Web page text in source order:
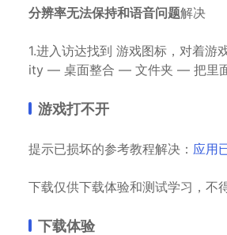
分辨率无法保持和语音问题解决
1.进入访达找到 游戏图标，对着
ity — 桌面整合 — 文件夹 — 把里面
游戏打不开
提示已损坏的参考教程解决： 应用
下载仅供下载体验和测试学习，不
下载体验